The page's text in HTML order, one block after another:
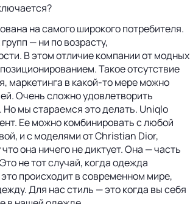
на самого широкого потребителя.
— ни по возрасту,
В этом отличие компании от модных
Такое отсутствие
маркетинга в какой-то мере можно
Очень сложно удовлетворить
Но мы стараемся это делать. Uniqlo
Ее можно комбинировать с любой
и с моделями от Christian Dior,
она ничего не диктует. Она — часть
не тот случай, когда одежда
происходит в современном мире,
Для нас стиль — это когда вы себя